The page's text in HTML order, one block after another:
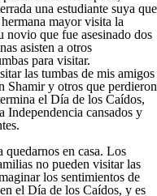
una estudiante suya que
mayor visita la
novio que fue asesinado dos
asisten a otros
para visitar.
las tumbas de mis amigos
Shamir y otros que perdieron
el Día de los Caídos,
Independencia cansados ​​y
quedarnos en casa. Los
no pueden visitar las
los sentimientos de
el Día de los Caídos, y es